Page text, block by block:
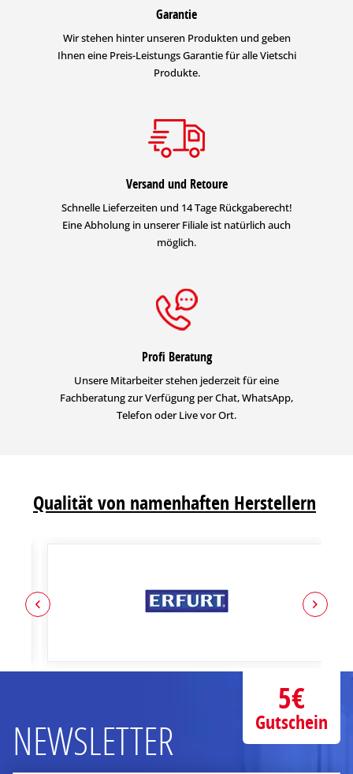
Garantie
Wir stehen hinter unseren Produkten und geben
Ihnen eine Preis-Leistungs Garantie für alle Vietschi
Produkte.
Versand und Retoure
Schnelle Lieferzeiten und 14 Tage Rückgaberecht!
Eine Abholung in unserer Filiale ist natürlich auch
möglich.
Profi Beratung
Unsere Mitarbeiter stehen jederzeit für eine
Fachberatung zur Verfügung per Chat, WhatsApp,
Telefon oder Live vor Ort.
Qualität von namenhaften Herstellern
NEWSLETTER
5€
Gutschein